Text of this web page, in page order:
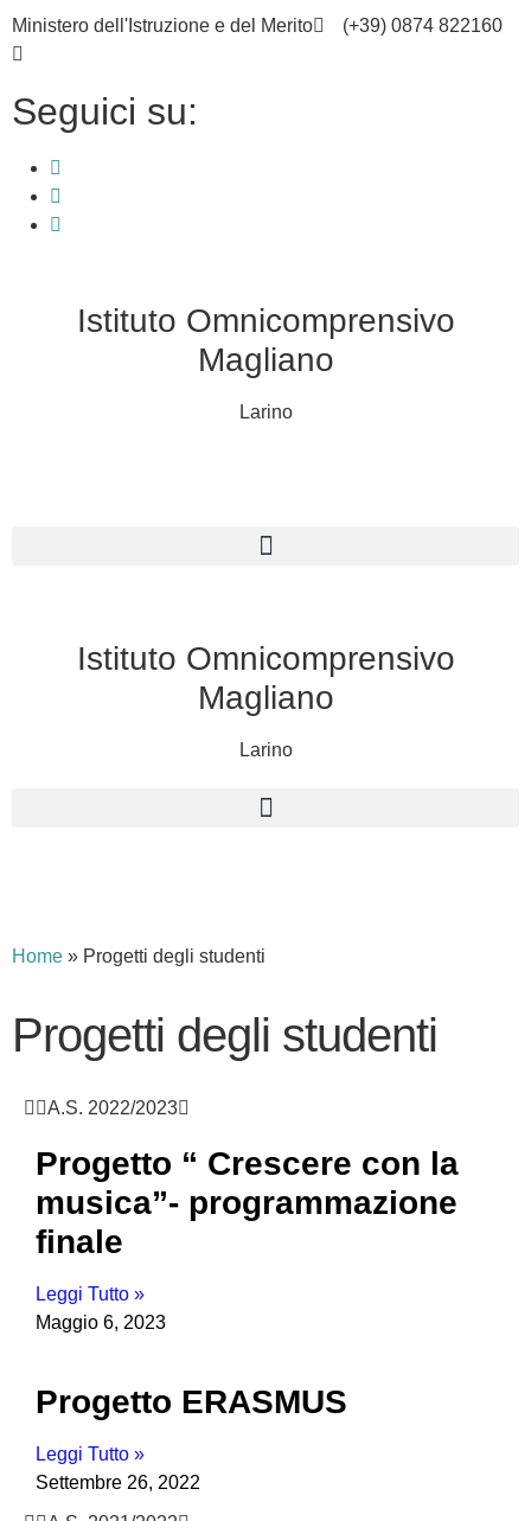
Ministero dell'Istruzione e del Merito
(+39) 0874 822160
Seguici su:
Istituto Omnicomprensivo
Magliano
Larino
Istituto Omnicomprensivo
Magliano
Larino
Home » Progetti degli studenti
Progetti degli studenti
A.S. 2022/2023
Progetto “ Crescere con la
musica”- programmazione
finale
Leggi Tutto »
Maggio 6, 2023
Progetto ERASMUS
Leggi Tutto »
Settembre 26, 2022